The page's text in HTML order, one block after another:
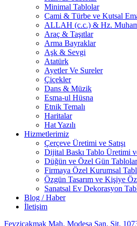
Minimal Tablolar
Cami & Türbe ve Kutsal
ALLAH (c.c.) & Hz.
Araç & Taşıtlar
Arma Bayraklar
Aşk & Sevgi
Atatürk
Ayetler Ve Sureler
Çiçekler
Dans & Müzik
Esma-ul Hüsna
Etnik Temalı
Haritalar
Hat Yazılı
Hizmetlerimiz
Çerçeve Üretimi ve Satışı
Dijital Baskı Tablo Üretimi ve
Düğün ve Özel Gün
Firmaya Özel Kurumsal
Özgün Tasarım ve Kişiye
Sanatsal Ev Dekorasyon
Blog / Haber
İletişim
Fevziçakmak Mah. Modesa San. Sit.